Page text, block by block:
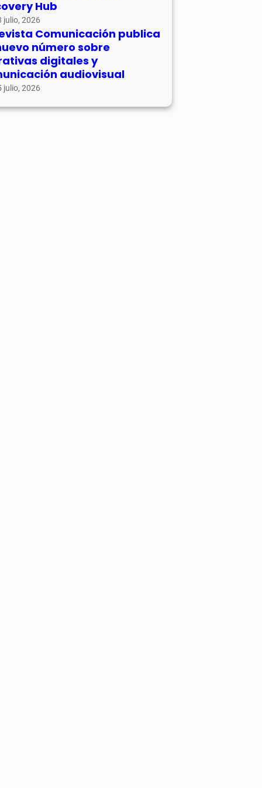
Hub
julio, 2026
Comunicación publica
número sobre
digitales y
audiovisual
julio, 2026